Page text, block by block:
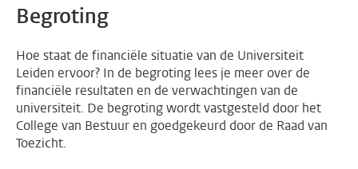
Begroting
Hoe staat de financiële situatie van de Universiteit
Leiden ervoor? In de begroting lees je meer over de
financiële resultaten en de verwachtingen van de
universiteit. De begroting wordt vastgesteld door het
College van Bestuur en goedgekeurd door de Raad van
Toezicht.